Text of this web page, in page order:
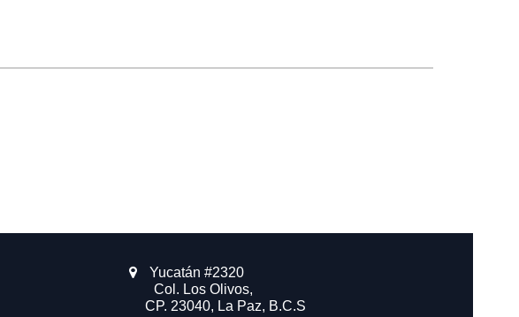
Yucatán #2320
​ Col. Los Olivos,
CP. 23040, La Paz, B.C.S